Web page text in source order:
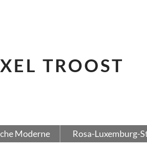
TROOST
Moderne Rosa-Luxemburg-